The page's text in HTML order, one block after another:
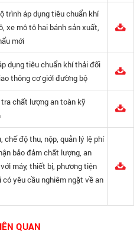
trình áp dụng tiêu chuẩn khí
xe mô tô hai bánh sản xuất,
mới
dụng tiêu chuẩn khí thải đối
thông cơ giới đường bộ
chất lượng an toàn kỹ
chế độ thu, nộp, quản lý lệ phí
bảo đảm chất lượng, an
máy, thiết bị, phương tiện
yêu cầu nghiêm ngặt về an
QUAN